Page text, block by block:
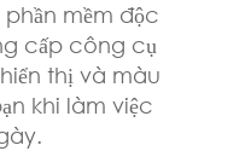
mềm độc
cấp công cụ
thị và màu
khi làm việc